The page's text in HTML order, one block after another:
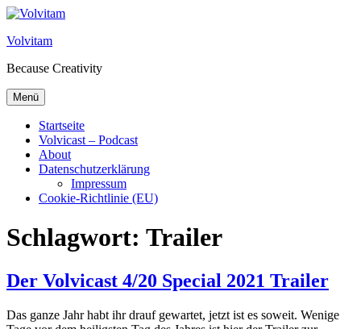
Zum Inhalt springen
Volvitam
Because Creativity
Menü
Startseite
Volvicast – Podcast
About
Datenschutzerklärung
Impressum
Cookie-Richtlinie (EU)
Schlagwort: Trailer
Der Volvicast 4/20 Special 2021 Trailer
Das ganze Jahr habt ihr drauf gewartet, jetzt ist es soweit. Wenige